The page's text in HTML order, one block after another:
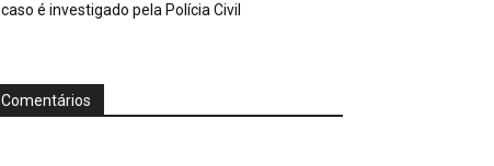
caso é investigado pela Polícia Civil
Comentários